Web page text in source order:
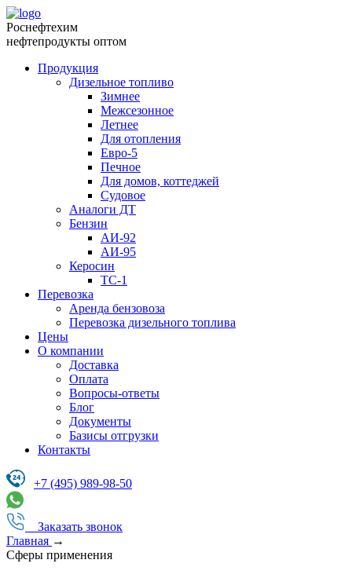
Роснефтехим
нефтепродукты оптом
Продукция
Дизельное топливо
Зимнее
Межсезонное
Летнее
Для отопления
Евро-5
Печное
Для домов, коттеджей
Судовое
Аналоги ДТ
Бензин
АИ-92
АИ-95
Керосин
ТС-1
Перевозка
Аренда бензовоза
Перевозка дизельного топлива
Цены
О компании
Доставка
Оплата
Вопросы-ответы
Блог
Документы
Базисы отгрузки
Контакты
+7 (495) 989-98-50
Заказать звонок
Главная →
Сферы применения